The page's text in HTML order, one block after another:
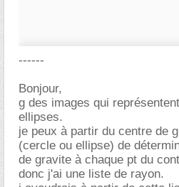
------
Bonjour,
g des images qui
ellipses.
je peux à partir du centre de
(cercle ou ellipse) de
de gravite à chaque pt du
donc j'ai une liste de rayon.